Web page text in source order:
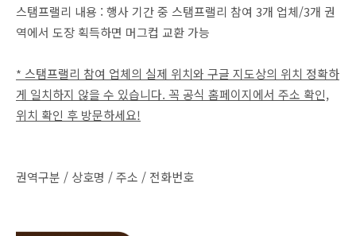
스탬프랠리 내용 : 행사 기간 중 스탬프랠리 참여 3개 업체/3개 권
역에서 도장 획득하면 머그컵 교환 가능
* 스탬프랠리 참여 업체의 실제 위치와 구글 지도상의 위치 정확하
게 일치하지 않을 수 있습니다. 꼭 공식 홈페이지에서 주소 확인,
위치 확인 후 방문하세요!
권역구분 / 상호명 / 주소 / 전화번호